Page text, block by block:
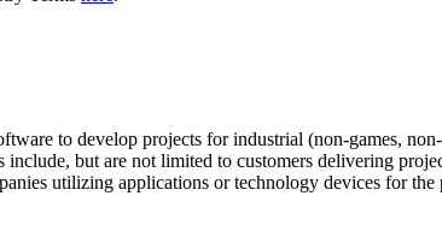
to develop projects for industrial (non-games,
but are not limited to customers delivering
utilizing applications or technology devices for